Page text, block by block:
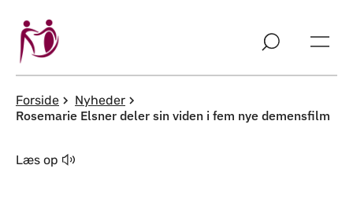
Forside Nyheder
Rosemarie Elsner deler sin viden i fem nye demensfilm
Læs op